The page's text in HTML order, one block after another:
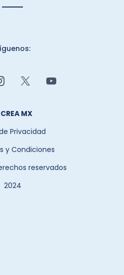
MX
Privacidad
y Condiciones
reservados
2024